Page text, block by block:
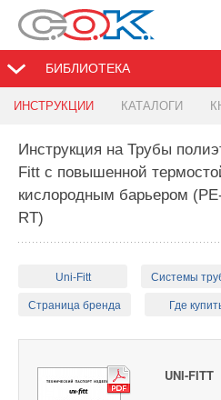
БИБЛИОТЕКА
ИНСТРУКЦИИ КАТАЛОГИ
Инструкция на Трубы
Fitt с повышенной
кислородным барьером
RT)
Uni-Fitt Системы
Страница бренда Где
UNI-FITT